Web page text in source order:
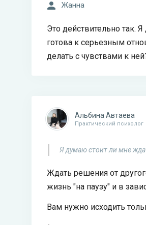
Жанна
Это действительно так.
готова к серьезным
делать с чувствами к
Альбина Автаева
Практический психолог
Я думаю стоит ли мне
Ждать решения от
жизнь "на паузу" и в
Вам нужно исходить